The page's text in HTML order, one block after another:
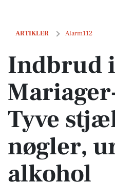
ARTIKLER Alarm112
Indbrud i Mariager-villa:
Indbrud i
Tyve
nøgler,
alkohol